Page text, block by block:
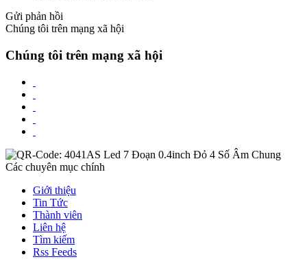
Gửi phản hồi
Chúng tôi trên mạng xã hội
Chúng tôi trên mạng xã hội
Các chuyên mục chính
Giới thiệu
Tin Tức
Thành viên
Liên hệ
Tìm kiếm
Rss Feeds